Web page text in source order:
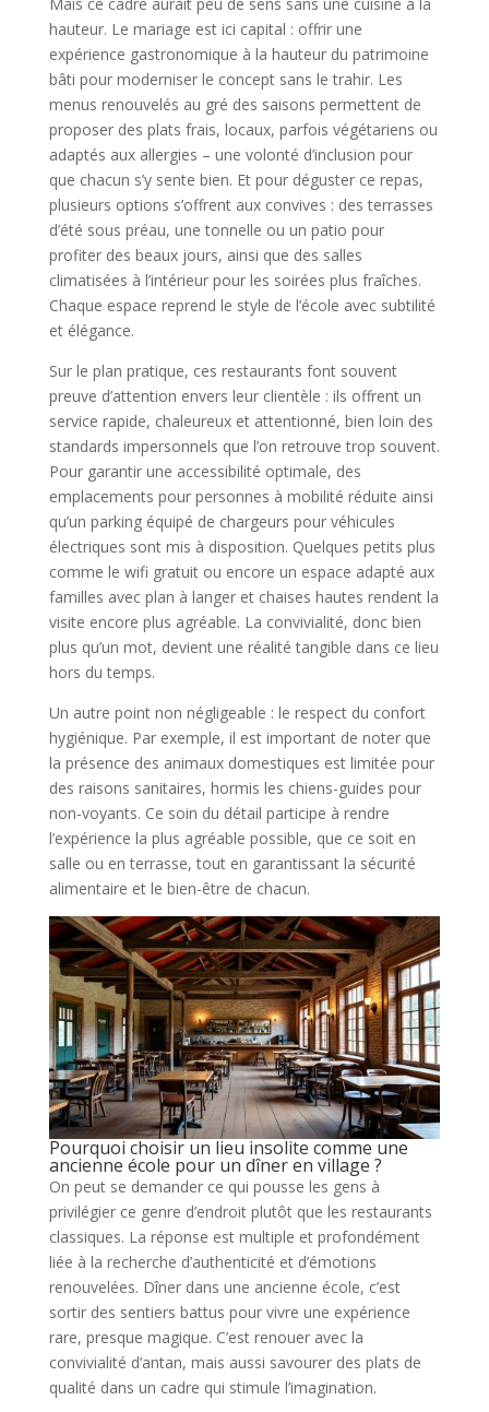
hauteur. Le mariage est ici capital : offrir une
expérience gastronomique à la hauteur du patrimoine
bâti pour moderniser le concept sans le trahir. Les
menus renouvelés au gré des saisons permettent de
proposer des plats frais, locaux, parfois végétariens ou
adaptés aux allergies – une volonté d’inclusion pour
que chacun s’y sente bien. Et pour déguster ce repas,
plusieurs options s’offrent aux convives : des terrasses
d’été sous préau, une tonnelle ou un patio pour
profiter des beaux jours, ainsi que des salles
climatisées à l’intérieur pour les soirées plus fraîches.
Chaque espace reprend le style de l’école avec subtilité
et élégance.
Sur le plan pratique, ces restaurants font souvent
preuve d’attention envers leur clientèle : ils offrent un
service rapide, chaleureux et attentionné, bien loin des
standards impersonnels que l’on retrouve trop souvent.
Pour garantir une accessibilité optimale, des
emplacements pour personnes à mobilité réduite ainsi
qu’un parking équipé de chargeurs pour véhicules
électriques sont mis à disposition. Quelques petits plus
comme le wifi gratuit ou encore un espace adapté aux
familles avec plan à langer et chaises hautes rendent la
visite encore plus agréable. La convivialité, donc bien
plus qu’un mot, devient une réalité tangible dans ce lieu
hors du temps.
Un autre point non négligeable : le respect du confort
hygiénique. Par exemple, il est important de noter que
la présence des animaux domestiques est limitée pour
des raisons sanitaires, hormis les chiens-guides pour
non-voyants. Ce soin du détail participe à rendre
l’expérience la plus agréable possible, que ce soit en
salle ou en terrasse, tout en garantissant la sécurité
alimentaire et le bien-être de chacun.
Pourquoi choisir un lieu insolite comme une
ancienne école pour un dîner en village ?
On peut se demander ce qui pousse les gens à
privilégier ce genre d’endroit plutôt que les restaurants
classiques. La réponse est multiple et profondément
liée à la recherche d’authenticité et d’émotions
renouvelées. Dîner dans une ancienne école, c’est
sortir des sentiers battus pour vivre une expérience
rare, presque magique. C’est renouer avec la
convivialité d’antan, mais aussi savourer des plats de
qualité dans un cadre qui stimule l’imagination.